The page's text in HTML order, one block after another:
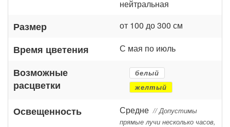
нейтральная
Размер от 100 до 300 см
Время цветения С мая по июль
Возможные
расцветки
белый
желтый
Освещенность Средне // Допустимы
прямые лучи несколько часов,